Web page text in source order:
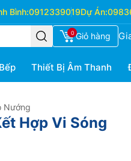
Bình:0912339019Dự Án:
0 Giỏ hàng
Thiết Bị Âm Thanh
Nướng
Hợp Vi Sóng